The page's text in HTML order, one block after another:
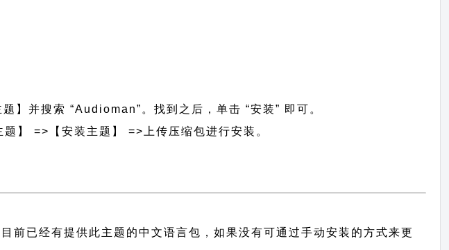
并搜索 “Audioman”。找到之后，单击 “安装” 即可。
=>【安装主题】 =>上传压缩包进行安装。
已经有提供此主题的中文语言包，如果没有可通过手动安装的方式来更